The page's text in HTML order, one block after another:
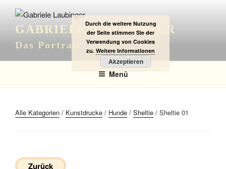
Inhalt
springenGABRIELE LAUBINGER
Das Portrait
Menü
Alle Kategorien / Kunstdrucke / Hunde / Sheltie / Sheltie 01
Zurück
Durch die weitere Nutzung
der Seite stimmen Sie der
Verwendung von Cookies
zu. Weitere Informationen
Akzeptieren